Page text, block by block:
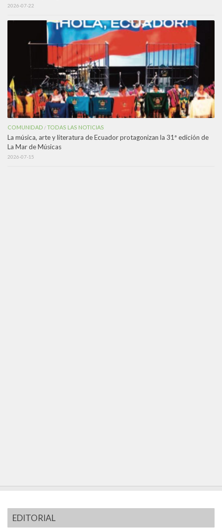
2026-07-22
COMUNIDAD /TODAS LAS NOTICIAS
La música, arte y literatura de Ecuador protagonizan la 31ª edición de
La Mar de Músicas
2026-07-15
EDITORIAL